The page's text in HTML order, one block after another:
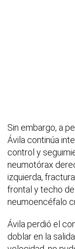
Sin embargo, a
Ávila continúa
control y
neumotórax
izquierda,
frontal y techo
neumoencéfalo
Ávila perdió el
doblar en la